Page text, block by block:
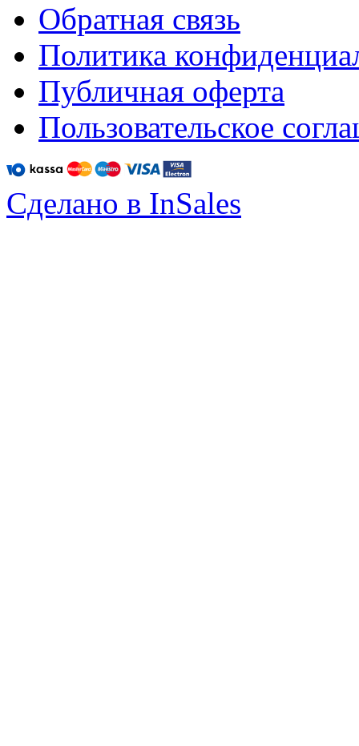
Обратная связь
Политика
Публичная оферта
Пользовательское
Сделано в InSales